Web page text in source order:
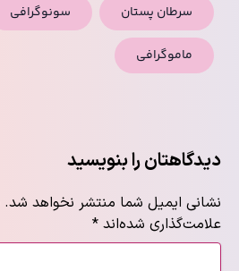
سرطان پستان سونوگرافی
ماموگرافی
دیدگاهتان را بنویسید
نشانی ایمیل شما منتشر نخواهد شد.
علامت‌گذاری شده‌اند *